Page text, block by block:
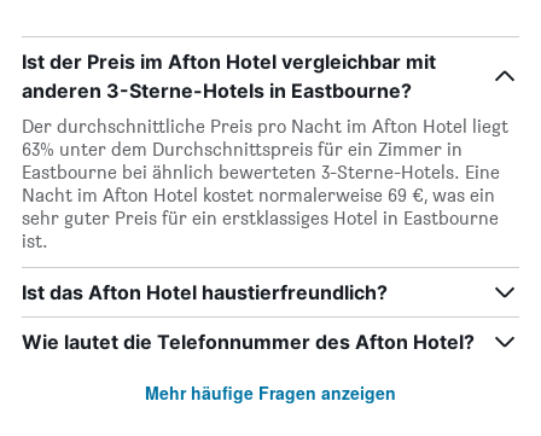
Ist der Preis im Afton Hotel vergleichbar mit
anderen 3-Sterne-Hotels in Eastbourne?
Der durchschnittliche Preis pro Nacht im Afton Hotel liegt
63% unter dem Durchschnittspreis für ein Zimmer in
Eastbourne bei ähnlich bewerteten 3-Sterne-Hotels. Eine
Nacht im Afton Hotel kostet normalerweise 69 €, was ein
sehr guter Preis für ein erstklassiges Hotel in Eastbourne
ist.
Ist das Afton Hotel haustierfreundlich?
Wie lautet die Telefonnummer des Afton Hotel?
Mehr häufige Fragen anzeigen